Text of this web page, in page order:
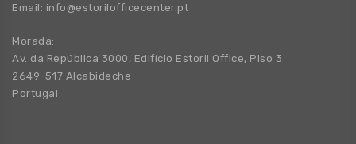
Email: info@estorilofficecenter.pt
Morada:
Av. da República 3000, Edifício Estoril Office, Piso 3
2649-517 Alcabideche
Portugal